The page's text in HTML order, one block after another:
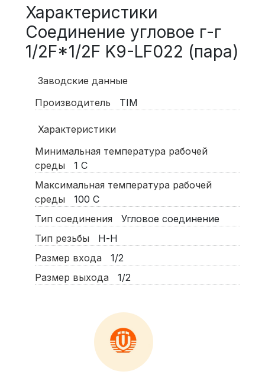
Характеристики
Соединение угловое г-г
1/2F*1/2F K9-LF022 (пара)
Заводские данные
Производитель
TIM
Характеристики
Минимальная температура рабочей
среды
1 С
Максимальная температура рабочей
среды
100 С
Тип соединения
Угловое соединение
Тип резьбы
Н-Н
Размер входа
1/2
Размер выхода
1/2